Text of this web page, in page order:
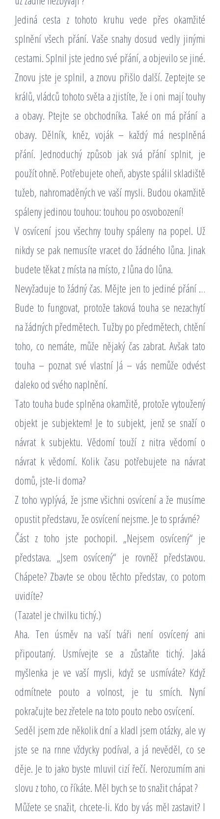
Jediná cesta z tohoto kruhu vede přes okamžité
splnění všech přání. Vaše snahy dosud vedly jinými
cestami. Splnil jste jedno své přání, a objevilo se jiné.
Znovu jste je splnil, a znovu přišlo další. Zeptejte se
králů, vládců tohoto světa a zjistíte, že i oni mají touhy
a obavy. Ptejte se obchodníka. Také on má přání a
obavy. Dělník, kněz, voják – každý má nesplněná
přání. Jednoduchý způsob jak svá přání splnit, je
použít ohně. Potřebujete oheň, abyste spálil skladiště
tužeb, nahromaděných ve vaší mysli. Budou okamžitě
spáleny jedinou touhou: touhou po osvobození!
V osvícení jsou všechny touhy spáleny na popel. Už
nikdy se pak nemusíte vracet do žádného lůna. Jinak
budete těkat z místa na místo, z lůna do lůna.
Nevyžaduje to žádný čas. Mějte jen to jediné přání …
Bude to fungovat, protože taková touha se nezachytí
na žádných předmětech. Tužby po předmětech, chtění
toho, co nemáte, může nějaký čas zabrat. Avšak tato
touha – poznat své vlastní Já – vás nemůže odvést
daleko od svého naplnění.
Tato touha bude splněna okamžitě, protože vytoužený
objekt je subjektem! Je to subjekt, jenž se snaží o
návrat k subjektu. Vědomí touží z nitra vědomí o
návrat k vědomí. Kolik času potřebujete na návrat
domů, jste-li doma?
Z toho vyplývá, že jsme všichni osvícení a že musíme
opustit představu, že osvícení nejsme. Je to správné?
Část z toho jste pochopil. „Nejsem osvícený“ je
představa. „Jsem osvícený“ je rovněž představou.
Chápete? Zbavte se obou těchto představ, co potom
uvidíte?
(Tazatel je chvilku tichý.)
Aha. Ten úsměv na vaší tváři není osvícený ani
připoutaný. Usmívejte se a zůstaňte tichý. Jaká
myšlenka je ve vaší mysli, když se usmíváte? Když
odmítnete pouto a volnost, je tu smích. Nyní
pokračujte bez zřetele na toto pouto nebo osvícení.
Seděl jsem zde několik dní a kladl jsem otázky, ale vy
jste se na rnne vždycky podíval, a já nevěděl, co se
děje. Je to jako byste mluvil cizí řečí. Nerozumím ani
slovu z toho, co říkáte. Měl bych se to snažit chápat ?
Můžete se snažit, chcete-li. Kdo by vás měl zastavit? I